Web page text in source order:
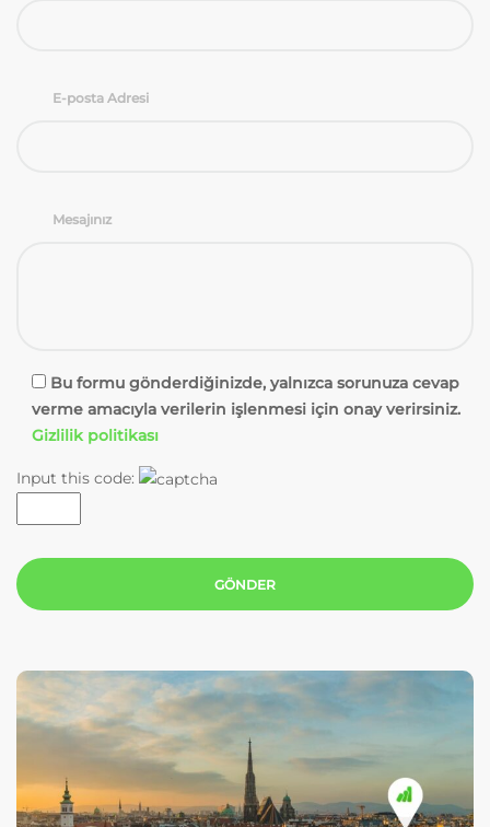
E-posta Adresi
Mesajınız
Bu formu gönderdiğinizde, yalnızca sorunuza cevap
verme amacıyla verilerin işlenmesi için onay verirsiniz.
Gizlilik politikası
Input this code: